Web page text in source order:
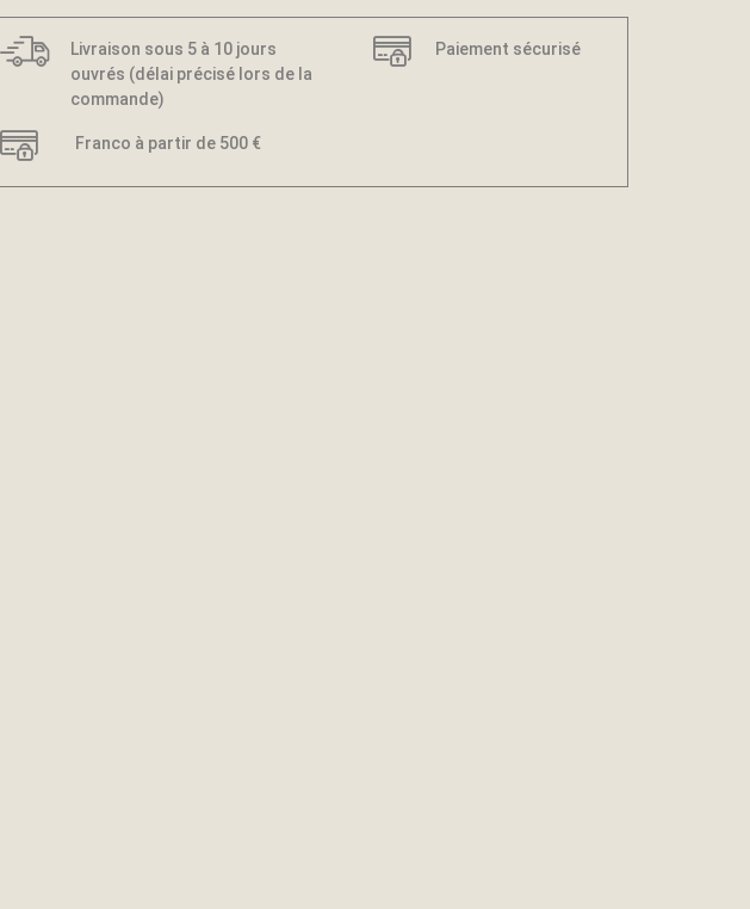
Livraison sous 5 à 10 jours
ouvrés (délai précisé lors de la
commande)
Paiement sécurisé
Franco à partir de 500 €